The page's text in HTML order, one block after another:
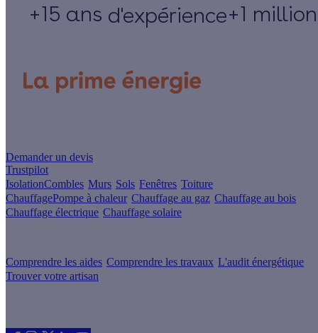
+15 ans d'expérience+1
Demander un devis
Trustpilot
IsolationCombles Murs Sols Fenêtres Toiture
ChauffagePompe à chaleur Chauffage au gaz Chauffage au bois
Chauffage électrique Chauffage solaire
Comprendre les aides Comprendre les travaux L'audit énergétique
Trouver votre artisan